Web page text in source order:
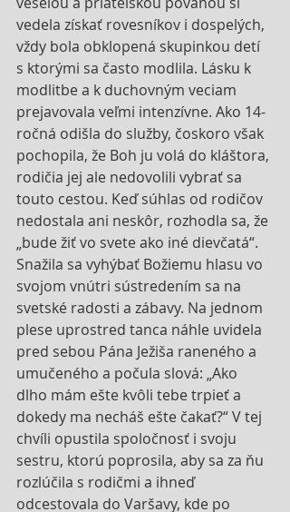
vedela získať rovesníkov i dospelých,
vždy bola obklopená skupinkou detí
s ktorými sa často modlila. Lásku k
modlitbe a k duchovným veciam
prejavovala veľmi intenzívne. Ako 14-
ročná odišla do služby, čoskoro však
pochopila, že Boh ju volá do kláštora,
rodičia jej ale nedovolili vybrať sa
touto cestou. Keď súhlas od rodičov
nedostala ani neskôr, rozhodla sa, že
„bude žiť vo svete ako iné dievčatá“.
Snažila sa vyhýbať Božiemu hlasu vo
svojom vnútri sústredením sa na
svetské radosti a zábavy. Na jednom
plese uprostred tanca náhle uvidela
pred sebou Pána Ježiša raneného a
umučeného a počula slová: „Ako
dlho mám ešte kvôli tebe trpieť a
dokedy ma necháš ešte čakať?“ V tej
chvíli opustila spoločnosť i svoju
sestru, ktorú poprosila, aby sa za ňu
rozlúčila s rodičmi a ihneď
odcestovala do Varšavy, kde po